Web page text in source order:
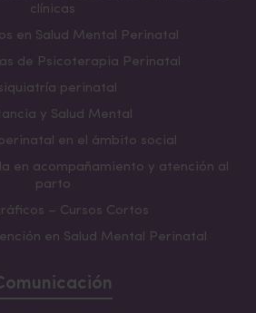
clínicas
en Salud Mental Perinatal
de Psicoterapia Perinatal
perinatal
y Salud Mental
en el ámbito social
en acompañamiento y atención al
parto
– Cursos Cortos
en Salud Mental Perinatal